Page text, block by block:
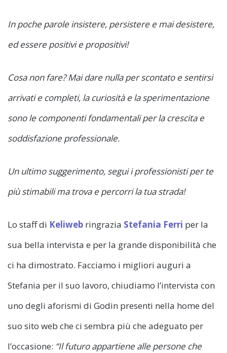
In poche parole insistere, persistere e mai desistere,
ed essere positivi e propositivi!
Cosa non fare? Mai dare nulla per scontato e sentirsi
arrivati e completi, la curiosità e la sperimentazione
sono le componenti fondamentali per la crescita e
soddisfazione professionale.
Un ultimo suggerimento, segui i professionisti per te
più stimabili ma trova e percorri la tua strada!
Lo staff di Keliweb ringrazia Stefania Ferri per la
sua bella intervista e per la grande disponibilità che
ci ha dimostrato. Facciamo i migliori auguri a
Stefania per il suo lavoro, chiudiamo l’intervista con
uno degli aforismi di Godin presenti nella home del
suo sito web che ci sembra più che adeguato per
l’occasione: “Il futuro appartiene alle persone che